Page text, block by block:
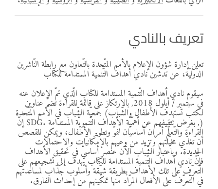
تعريف بالنادي
تعلن إدارة شؤون الإعلام بالأمم المتّحدة بالتّعاون مع رابطة النّاشرين
الدّوليّة، عن تدشين نادي أهداف التّنمية المستدامة للكتاب
سيقوم نادي أهداف التّنمية المستدامة للكتاب الّذي تمّ الإعلان عنه
في سبتمبر / أيلول 2018, بالارتكاز على قائمة للقراءة تضمّ عناوين
لكتب تستهدف الأطفال والشّباب) جمعيّة الشّباب في الأمم المتّحدة
(, بغرض تثقيفهم عن أهمّيّة الأهداف التّنمويّة المستدامة .SDG إنّ
القراءة والتّعلّم أمران أساسيّان لنموّ وتطوير الأطفال، ويمكن للقصص
أن تغذّي مخيّلتهم وتزيد من وعيهم بالإمكانيّات والاحتمالات
الجديدة. وباعتبار الشّباب الآن عنصر أساسيّ في تحقيق الأهداف
فإنّ نادي أهداف التّنمية المستدامة للكتاب يهدف إلى تشجيعهم على
التّعرّف على تلك الأهداف بطريقة شيّقة وأسلوب جذّاب لمساعدتهم
في التّعرّف على الأفعال المرّاد منها تمكينهم من إحداث الفارق.